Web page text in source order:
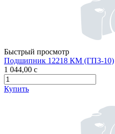
Быстрый просмотр
Подшипник 12218 КМ (ГПЗ-10)
1 044,00 c
Купить